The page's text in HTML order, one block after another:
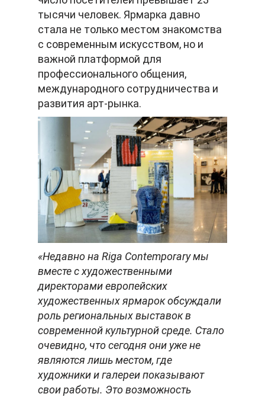
тысячи человек. Ярмарка давно
стала не только местом знакомства
с современным искусством, но и
важной платформой для
профессионального общения,
международного сотрудничества и
развития арт-рынка.
«Недавно на Riga Contemporary мы
вместе с художественными
директорами европейских
художественных ярмарок обсуждали
роль региональных выставок в
современной культурной среде. Стало
очевидно, что сегодня они уже не
являются лишь местом, где
художники и галереи показывают
свои работы. Это возможность